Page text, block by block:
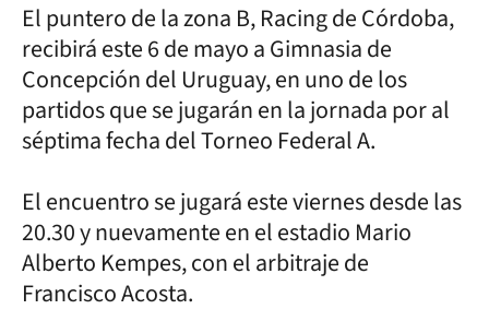
El puntero de la zona B, Racing de Córdoba,
recibirá este 6 de mayo a Gimnasia de
Concepción del Uruguay, en uno de los
partidos que se jugarán en la jornada por al
séptima fecha del Torneo Federal A.
El encuentro se jugará este viernes desde las
20.30 y nuevamente en el estadio Mario
Alberto Kempes, con el arbitraje de
Francisco Acosta.